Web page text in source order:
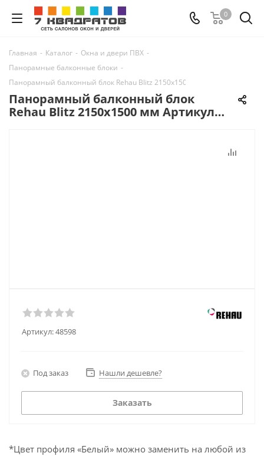
0
Главная - Каталог - Окна и двери ПВХ -
Панорамные балконные блоки -
Панорамный балконный блок Rehau Blitz 2150х1500 мм Артикул 48598
Панорамный балконный блок
Rehau Blitz 2150х1500 мм Артикул
Артикул:48598
Под заказ Нашли дешевле?
Заказать
*Цвет профиля «Белый» можно заменить на любой из